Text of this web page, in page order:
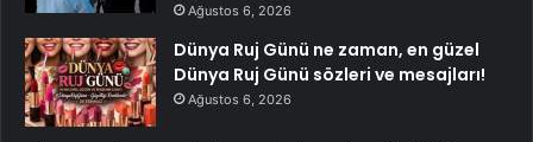
Ağustos 6, 2026
Dünya Ruj Günü ne zaman, en güzel
Dünya Ruj Günü sözleri ve mesajları!
Ağustos 6, 2026